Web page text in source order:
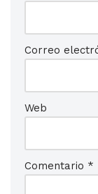
Correo
Web
Comentario *